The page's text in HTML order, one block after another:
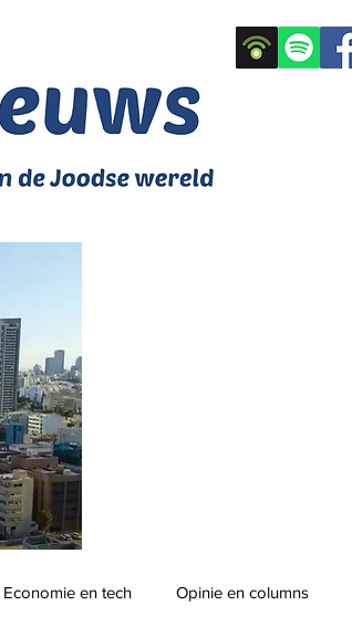
Economie en tech Opinie en columns